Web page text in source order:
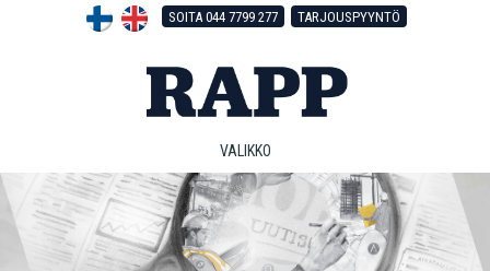
SOITA 044 7799 277 TARJOUSPYYNTÖ
VALIKKO